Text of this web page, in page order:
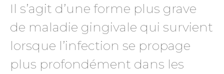
Il s’agit d’une forme plus grave
de maladie gingivale qui survient
lorsque l’infection se propage
plus profondément dans les